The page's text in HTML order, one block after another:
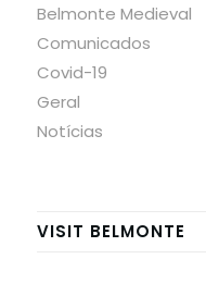
Belmonte Medieval
Comunicados
Covid-19
Geral
Notícias
VISIT BELMONTE